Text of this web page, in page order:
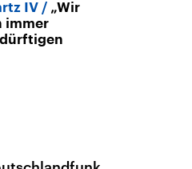
IV
„Wir
immer